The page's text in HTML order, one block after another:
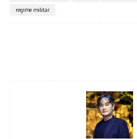
regime militar